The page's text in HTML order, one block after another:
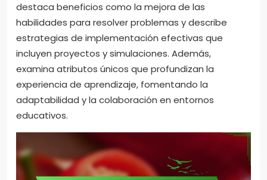
destaca beneficios como la mejora de las
habilidades para resolver problemas y describe
estrategias de implementación efectivas que
incluyen proyectos y simulaciones. Además,
examina atributos únicos que profundizan la
experiencia de aprendizaje, fomentando la
adaptabilidad y la colaboración en entornos
educativos.